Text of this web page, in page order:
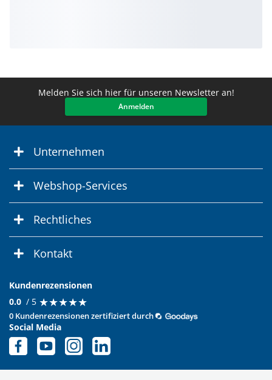
Melden Sie sich hier für unseren Newsletter an!
Anmelden
Unternehmen
Webshop-Services
Rechtliches
Kontakt
Kundenrezensionen
0.0 / 5 ★★★★★
★★★★★
0 Kundenrezensionen zertifiziert durch
Social Media